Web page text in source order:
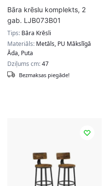
Bāra krēslu komplekts, 2
gab. LJB073B01
Tips: Bāra Krēsli
Materiāls: Metāls, PU Mākslīgā
Āda, Puta
Dziļums cm:47
Bezmaksas piegāde!